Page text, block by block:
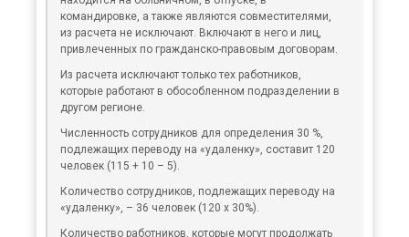
командировке, а также являются совместителями,
из расчета не исключают. Включают в него и лиц,
привлеченных по гражданско-правовым договорам.
Из расчета исключают только тех работников,
которые работают в обособленном подразделении в
другом регионе.
Численность сотрудников для определения 30 %,
подлежащих переводу на «удаленку», составит 120
человек (115 + 10 – 5).
Количество сотрудников, подлежащих переводу на
«удаленку», – 36 человек (120 х 30%).
Количество работников, которые могут продолжать